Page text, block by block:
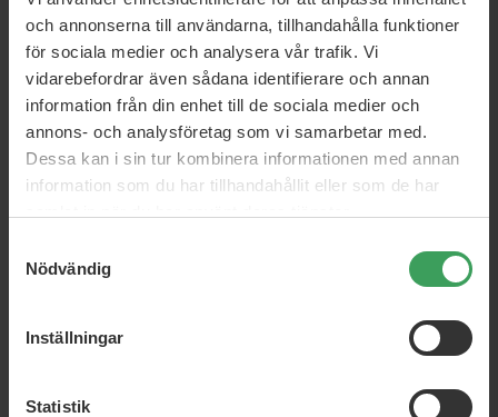
och annonserna till användarna, tillhandahålla funktioner
för sociala medier och analysera vår trafik. Vi
vidarebefordrar även sådana identifierare och annan
information från din enhet till de sociala medier och
annons- och analysföretag som vi samarbetar med.
Dessa kan i sin tur kombinera informationen med annan
information som du har tillhandahållit eller som de har
Nödvändig
Inställningar
Statistik
ml:
400 g
OM PRODUKTEN
Denna blekning är för dig som vill ljusa upp ditt hår.
Det fungerar både för reflexer och enfärgade.
Spetsring måste blandas med en beige, som måste köpas
Du kan använda 3%, 4%, 6%, 9% och 12% beroende på
Vi rekommenderar att du använder Hair Doctor Beizer för
UPPMÄRKSAMHET!